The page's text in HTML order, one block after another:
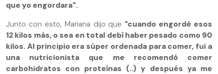
que yo engordara".
Junto con esto, Mariana dijo que "cuando engordé esos
12 kilos más, o sea en total debí haber pesado como 90
kilos. Al principio era súper ordenada para comer, fui a
una nutricionista que me recomendó comer
carbohidratos con proteínas (..) y después ya me